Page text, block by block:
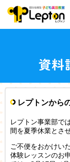
レプトンから
レプトン事業部で
間を夏季休業とさ
ご不便をおかけい
体験レッスンのお